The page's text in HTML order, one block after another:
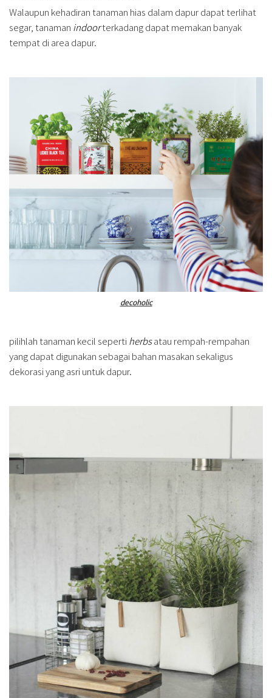
Walaupun kehadiran tanaman hias dalam dapur dapat terlihat
segar, tanaman indoorterkadang dapat memakan banyak
tempat di area dapur.
decoholic
pilihlah tanaman kecil seperti herbsatau rempah-rempahan
yang dapat digunakan sebagai bahan masakan sekaligus
dekorasi yang asri untuk dapur.